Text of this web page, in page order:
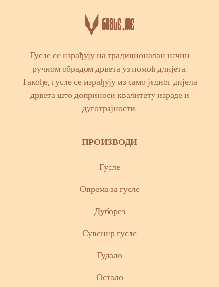
Гусле се израђују на традиционалан начин
ручном обрадом дрвета уз помоћ длијета.
Такође, гусле се израђују из само једног дијела
дрвета што доприноси квалитету израде и
дуготрајности.
ПРОИЗВОДИ
Гусле
Опрема за гусле
Дуборез
Сувенир гусле
Гудало
Остало